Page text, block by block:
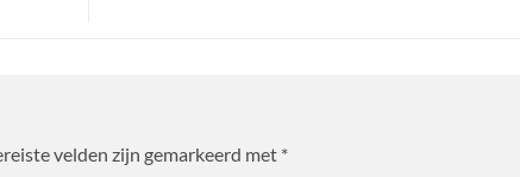
velden zijn gemarkeerd met *